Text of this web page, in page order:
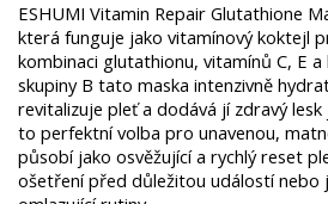
ESHUMI Vitamin Repair Glutathione
která funguje jako vitamínový koktejl
kombinaci glutathionu, vitamínů C, E
skupiny B tato maska intenzivně
revitalizuje pleť a dodává jí zdravý lesk
to perfektní volba pro unavenou,
působí jako osvěžující a rychlý reset
ošetření před důležitou událostí nebo